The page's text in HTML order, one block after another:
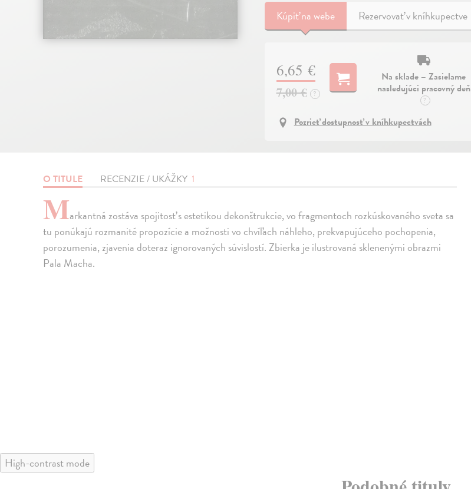
Kúpiťna webe Rezervovať v kníhkupectve
6,65 €
7,00 € ?
Na sklade – Zasielame
nasledujúci pracovný deň
?
Pozrieť dostupnosť v kníhkupectvách
O TITULE RECENZIE / UKÁŽKY 1
Markantná zostáva spojitosť s estetikou dekonštrukcie, vo fragmentoch rozkúskovaného sveta sa
tu ponúkajú rozmanité propozície a možnosti vo chvíľach náhleho, prekvapujúceho pochopenia,
porozumenia, zjavenia doteraz ignorovaných súvislostí. Zbierka je ilustrovaná sklenenými obrazmi
Pala Macha.
High-contrast mode